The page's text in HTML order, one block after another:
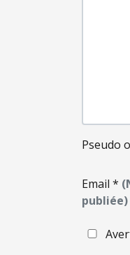
Pseudo
Email *
publiée)